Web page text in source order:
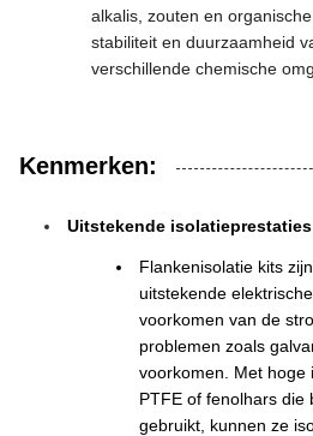
alkalis, zouten en
stabiliteit en duurzaamheid
verschillende chemische
Kenmerken:
Uitstekende isolatieprestaties
Flankenisolatie kits
uitstekende
voorkomen van de
problemen zoals
voorkomen. Met hoge
PTFE of fenolhars die
gebruikt, kunnen ze